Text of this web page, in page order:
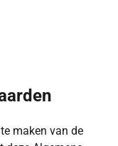
maken van de